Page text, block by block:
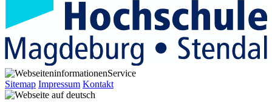
Service
Sitemap Impressum Kontakt